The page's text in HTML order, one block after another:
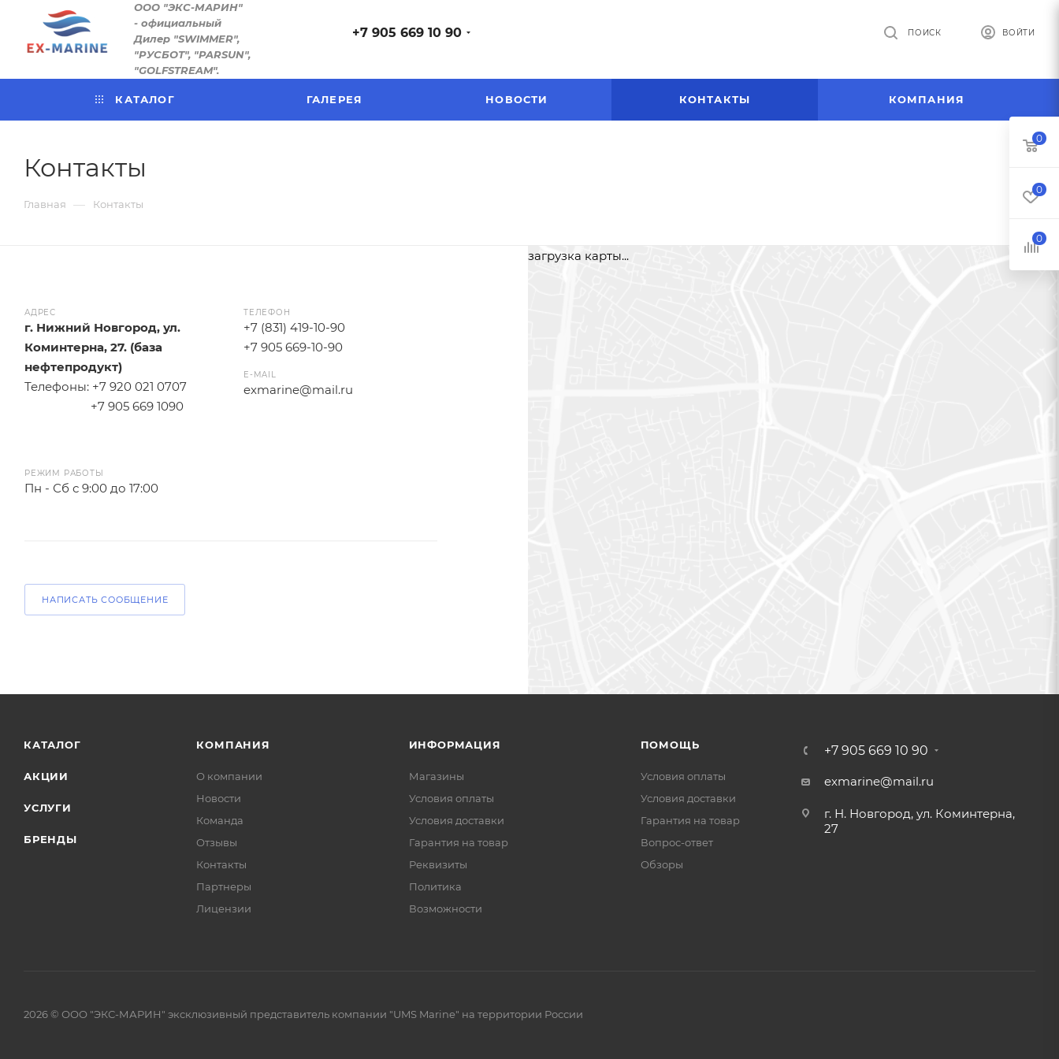
ООО "ЭКС-МАРИН"
- официальный
Дилер "SWIMMER",
"РУСБОТ", "PARSUN",
"GOLFSTREAM".
+7 905 669 10 90 ВОЙТИ
ПОИСК
КАТАЛОГ ГАЛЕРЕЯ НОВОСТИ КОНТАКТЫ КОМПАНИЯ
Контакты
Главная — Контакты
АДРЕС
г. Нижний Новгород, ул.
Коминтерна, 27. (база
нефтепродукт)
Телефоны: +7 920 021 0707
+7 905 669 1090
РЕЖИМ РАБОТЫ
Пн - Сб с 9:00 до 17:00
ТЕЛЕФОН
+7 (831) 419-10-90
+7 905 669-10-90
E-MAIL
exmarine@mail.ru
НАПИСАТЬ СООБЩЕНИЕ
загрузка карты...
КАТАЛОГ
АКЦИИ
УСЛУГИ
БРЕНДЫ
КОМПАНИЯ
О компании
Новости
Команда
Отзывы
Контакты
Партнеры
Лицензии
ИНФОРМАЦИЯ
Магазины
Условия оплаты
Условия доставки
Гарантия на товар
Реквизиты
Политика
Возможности
ПОМОЩЬ
Условия оплаты
Условия доставки
Гарантия на товар
Вопрос-ответ
Обзоры
+7 905 669 10 90
exmarine@mail.ru
г. Н. Новгород, ул. Коминтерна,
27
2026 © ООО "ЭКС-МАРИН" эксклюзивный представитель компании "UMS Marine" на территории России
0
0
0